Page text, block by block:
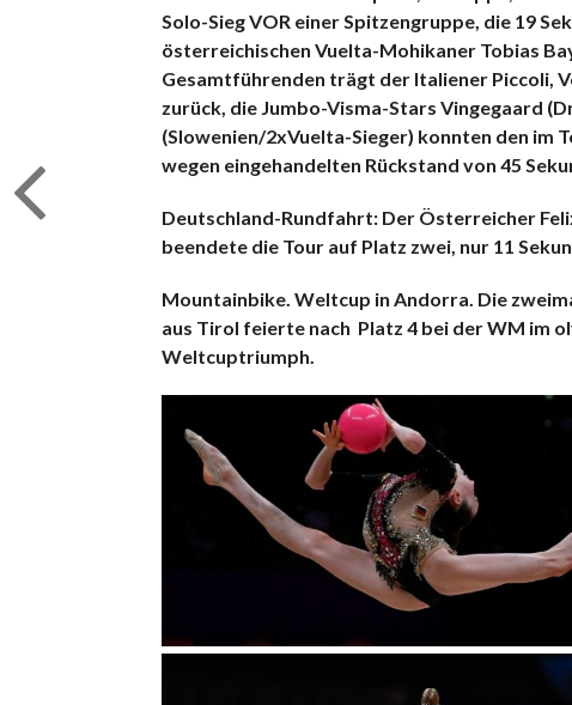
Solo-Sieg VOR einer Spitzengruppe, die 19
österreichischen Vuelta-Mohikaner Tobias
Gesamtführenden trägt der Italiener Piccoli,
zurück, die Jumbo-Visma-Stars Vingegaard
(Slowenien/2xVuelta-Sieger) konnten den im
wegen eingehandelten Rückstand von 45
Deutschland-Rundfahrt: Der Österreicher
beendete die Tour auf Platz zwei, nur 11
Mountainbike. Weltcup in Andorra. Die
aus Tirol feierte nach Platz 4 bei der WM im
Weltcuptriumph.